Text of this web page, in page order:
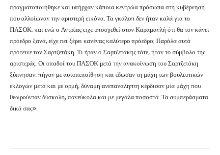
πραγματοποιήθηκε και υπήρχαν κάποια κεντρώα πρόσωπα στη κυβέρνηση
που αλλοίωναν την αριστερή εικόνα. Τα γκάλοπ δεν ήταν καλά για το
ΠΑΣΟΚ, και ενώ ο Αντρέας ειχε υποσχεθεί στον Καραμανλή ότι θα τον κάνει
πρόεδρο ξανά, είχε πει ξέρει κανένας καλύτερο πρόεδρο; Παρόλα αυτά
πρότεινε τον Σαρτζετάκη. Τι ήταν ο Σαρτζετάκης τότε, ήταν το σύμβολο της
αριστεράς. Οι οπαδοί του ΠΑΣΟΚ μετά την ανακοίνωση του Σαρτζετάκη
ξύπνησαν, πήγαν με αυτοπεποίθηση και έδωσαν τη μάχη των βουλευτικών
εκλογών μετά και με ορμή, δύναμη ανεπανάληπτη κέρδισαν μία μάχη που
θεωρούνταν δύσκολη, πανεύκολα και με μεγάλα ποσοστά. Τα συμπεράσματα
δικά σας».